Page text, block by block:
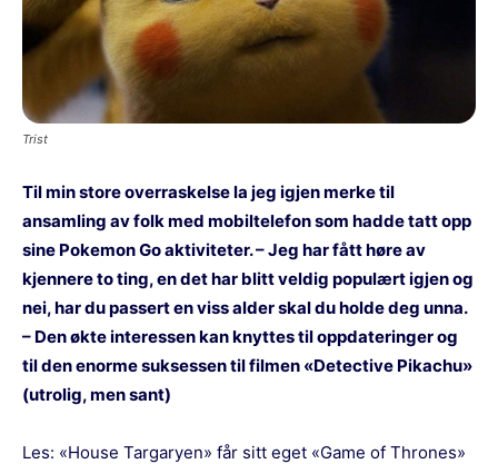
Trist
Til min store overraskelse la jeg igjen merke til
ansamling av folk med mobiltelefon som hadde tatt opp
sine Pokemon Go aktiviteter. – Jeg har fått høre av
kjennere to ting, en det har blitt veldig populært igjen og
nei, har du passert en viss alder skal du holde deg unna.
– Den økte interessen kan knyttes til oppdateringer og
til den enorme suksessen til filmen «Detective Pikachu»
(utrolig, men sant)
Les: «House Targaryen» får sitt eget «Game of Thrones»